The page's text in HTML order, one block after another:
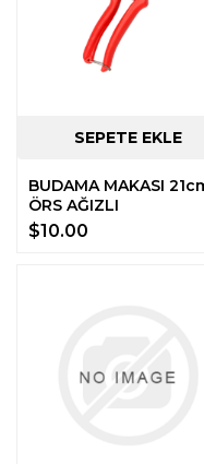
BUDAMA MAKASI
ÖRS AĞIZLI
$10.00